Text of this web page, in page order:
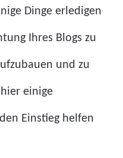
Dinge erledigen
Ihres Blogs zu
und zu
einige
Einstieg helfen